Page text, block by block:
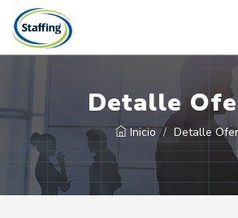
Detalle
Inicio Detalle